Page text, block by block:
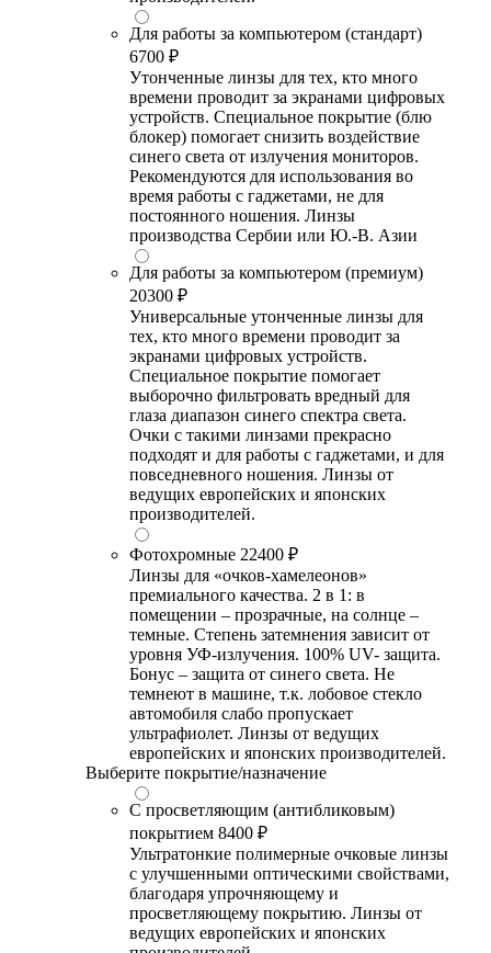
Для работы за компьютером (стандарт)
6700 ₽
Утонченные линзы для тех, кто много
времени проводит за экранами цифровых
устройств. Специальное покрытие (блю
блокер) помогает снизить воздействие
синего света от излучения мониторов.
Рекомендуются для использования во
время работы с гаджетами, не для
постоянного ношения. Линзы
производства Сербии или Ю.-В. Азии
Для работы за компьютером (премиум)
20300 ₽
Универсальные утонченные линзы для
тех, кто много времени проводит за
экранами цифровых устройств.
Специальное покрытие помогает
выборочно фильтровать вредный для
глаза диапазон синего спектра света.
Очки с такими линзами прекрасно
подходят и для работы с гаджетами, и для
повседневного ношения. Линзы от
ведущих европейских и японских
производителей.
Фотохромные 22400 ₽
Линзы для «очков-хамелеонов»
премиального качества. 2 в 1: в
помещении – прозрачные, на солнце –
темные. Степень затемнения зависит от
уровня УФ-излучения. 100% UV- защита.
Бонус – защита от синего света. Не
темнеют в машине, т.к. лобовое стекло
автомобиля слабо пропускает
ультрафиолет. Линзы от ведущих
европейских и японских производителей.
Выберите покрытие/назначение
С просветляющим (антибликовым)
покрытием 8400 ₽
Ультратонкие полимерные очковые линзы
с улучшенными оптическими свойствами,
благодаря упрочняющему и
просветляющему покрытию. Линзы от
ведущих европейских и японских